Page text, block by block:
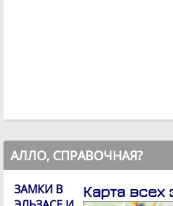
АЛЛО, СПРАВОЧНАЯ?
Карта всех
ЗАМКИ В